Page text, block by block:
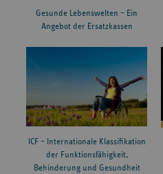
Gesunde Lebenswelten – Ein
Angebot der Ersatzkassen
ICF – Internationale Klassifikation
der Funktionsfähigkeit,
Behinderung und Gesundheit